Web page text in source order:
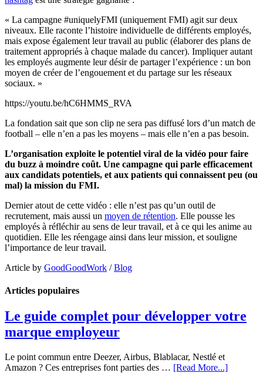
« La campagne #uniquelyFMI (uniquement FMI) agit sur deux
niveaux. Elle raconte l’histoire individuelle de différents employés,
mais expose également leur travail au public (élaborer des plans de
traitement appropriés à chaque malade du cancer). Impliquer autant
les employés augmente leur désir de partager l’expérience : un bon
moyen de créer de l’engouement et du partage sur les réseaux
sociaux. »
https://youtu.be/hC6HMMS_RVA
La fondation sait que son clip ne sera pas diffusé lors d’un match de
football – elle n’en a pas les moyens – mais elle n’en a pas besoin.
L’organisation exploite le potentiel viral de la vidéo pour faire
du buzz à moindre coût. Une campagne qui parle efficacement
aux candidats potentiels, et aux patients qui connaissent peu (ou
mal) la mission du FMI.
Dernier atout de cette vidéo : elle n’est pas qu’un outil de
recrutement, mais aussi un moyen de rétention. Elle pousse les
employés à réfléchir au sens de leur travail, et à ce qui les anime au
quotidien. Elle les réengage ainsi dans leur mission, et souligne
l’importance de leur travail.
Article by GoodGoodWork /Blog
Articles populaires
Le guide complet pour développer votre
marque employeur
Le point commun entre Deezer, Airbus, Blablacar, Nestlé et
Amazon ? Ces entreprises font parties des … [Read More...]